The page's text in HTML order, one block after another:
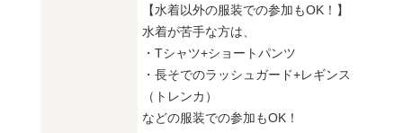
【水着以外の服装での参加もOK！】
水着が苦手な方は、
・Tシャツ+ショートパンツ
・長そでのラッシュガード+レギンス
（トレンカ）
などの服装での参加もOK！